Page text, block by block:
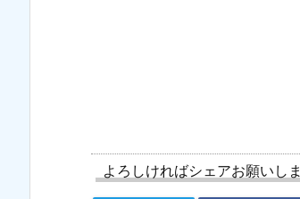
よろしければシェアお願いし